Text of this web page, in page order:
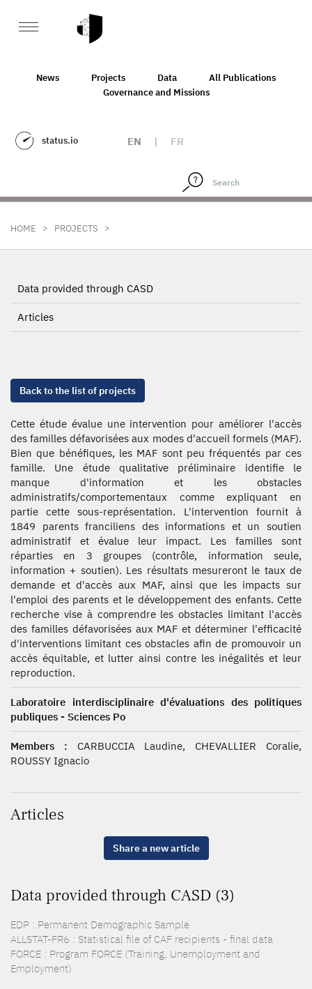
News Projects Data
All Publications
Governance and Missions
status.io EN | FR
HOME > PROJECTS >
Data provided through CASD
Articles
Back to the list of projects
Cette étude évalue une intervention pour améliorer l'accès
des familles défavorisées aux modes d'accueil formels (MAF).
Bien que bénéfiques, les MAF sont peu fréquentés par ces
famille. Une étude qualitative préliminaire identifie le
manque d'information et les obstacles
administratifs/comportementaux comme expliquant en
partie cette sous-représentation. L'intervention fournit à
1849 parents franciliens des informations et un soutien
administratif et évalue leur impact. Les familles sont
réparties en 3 groupes (contrôle, information seule,
information + soutien). Les résultats mesureront le taux de
demande et d'accès aux MAF, ainsi que les impacts sur
l'emploi des parents et le développement des enfants. Cette
recherche vise à comprendre les obstacles limitant l'accès
des familles défavorisées aux MAF et déterminer l'efficacité
d'interventions limitant ces obstacles afin de promouvoir un
accès équitable, et lutter ainsi contre les inégalités et leur
reproduction.
Laboratoire interdisciplinaire d'évaluations des politiques
publiques - Sciences Po
Members : CARBUCCIA Laudine, CHEVALLIER Coralie,
ROUSSY Ignacio
Articles
Share a new article
Data provided through CASD (3)
EDP : Permanent Demographic Sample
ALLSTAT-FR6 : Statistical file of CAF recipients - final data
FORCE : Program FORCE (Training, Unemployment and
Employment)